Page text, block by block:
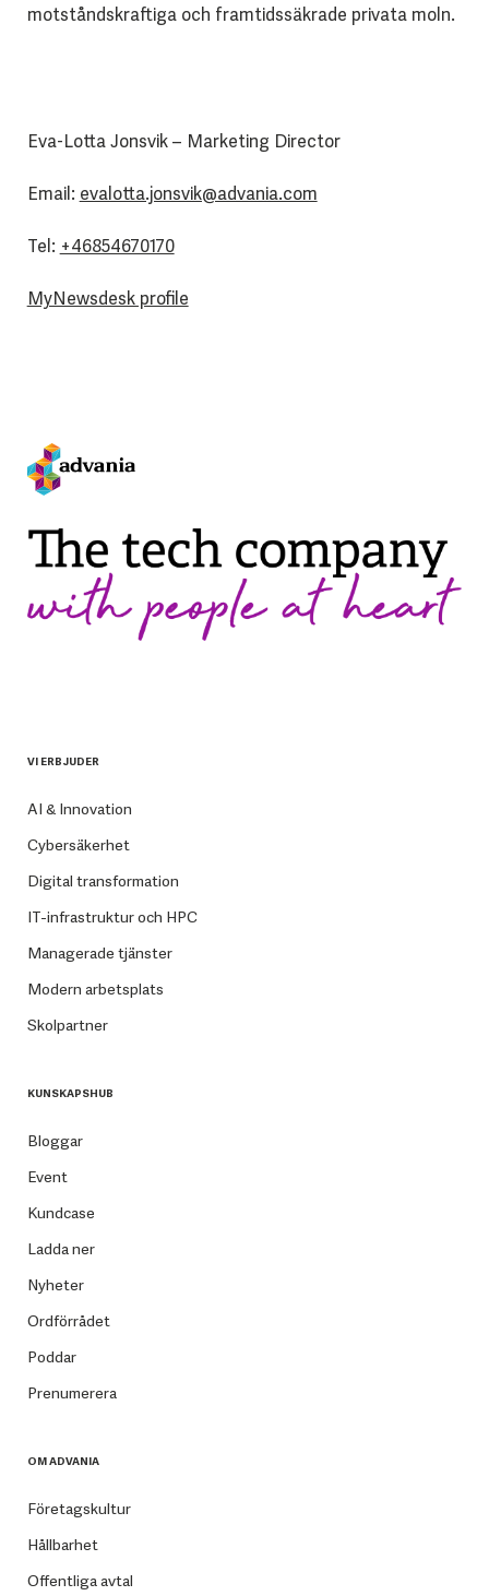
motståndskraftiga och framtidssäkrade privata moln.
Eva-Lotta Jonsvik – Marketing Director
Email: evalotta.jonsvik@advania.com
Tel: +46854670170
MyNewsdesk profile
VI ERBJUDER
AI & Innovation
Cybersäkerhet
Digital transformation
IT-infrastruktur och HPC
Managerade tjänster
Modern arbetsplats
Skolpartner
KUNSKAPSHUB
Bloggar
Event
Kundcase
Ladda ner
Nyheter
Ordförrådet
Poddar
Prenumerera
OM ADVANIA
Företagskultur
Hållbarhet
Offentliga avtal